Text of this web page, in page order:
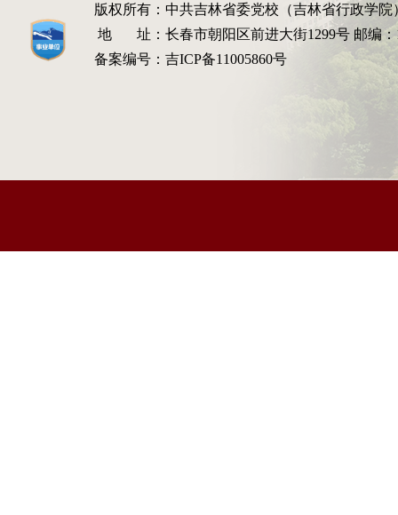
版权所有： 中共吉林省委党校（吉林省行政学院
地 址： 长春市朝阳区前进大街1299号 邮编：
备案编号： 吉ICP备11005860号